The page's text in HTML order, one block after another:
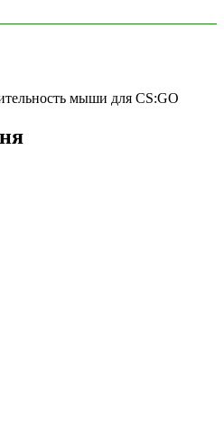
мыши для CS:GO